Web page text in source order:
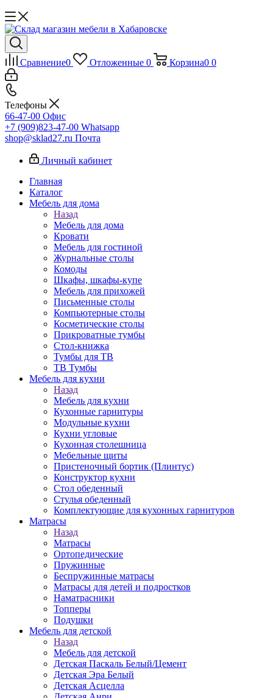
Сравнение0 Отложенные 0 Корзина0 0
Телефоны
66-47-00 Офис
+7 (909)823-47-00 Whatsapp
shop@sklad27.ru Почта
Личный кабинет
Главная
Каталог
Мебель для дома
Назад
Мебель для дома
Кровати
Мебель для гостиной
Журнальные столы
Комоды
Шкафы, шкафы-купе
Мебель для прихожей
Письменные столы
Компьютерные столы
Косметические столы
Прикроватные тумбы
Стол-книжка
Тумбы для ТВ
ТВ Тумбы
Мебель для кухни
Назад
Мебель для кухни
Кухонные гарнитуры
Модульные кухни
Кухни угловые
Кухонная столешница
Мебельные щиты
Пристеночный бортик (Плинтус)
Конструктор кухни
Стол обеденный
Стулья обеденный
Комплектующие для кухонных гарнитуров
Матраcы
Назад
Матраcы
Ортопедические
Пружинные
Беспружинные матрасы
Матрасы для детей и подростков
Наматрасники
Топперы
Подушки
Мебель для детской
Назад
Мебель для детской
Детская Паскаль Белый/Цемент
Детская Эра Белый
Детская Асцелла